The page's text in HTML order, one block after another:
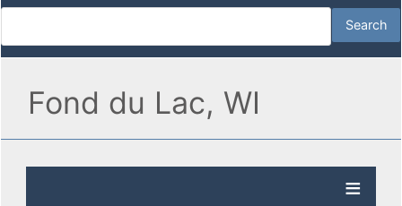
Fond du Lac, WI